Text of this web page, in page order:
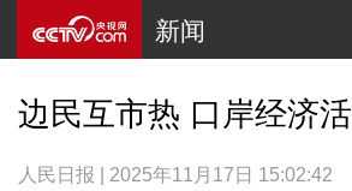
新闻
边民互市热 口岸经济活
人民日报 | 2025年11月17日 15:02:42